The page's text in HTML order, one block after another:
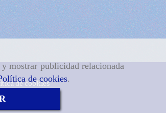
mostrar publicidad relacionada
de cookies.
de cookies